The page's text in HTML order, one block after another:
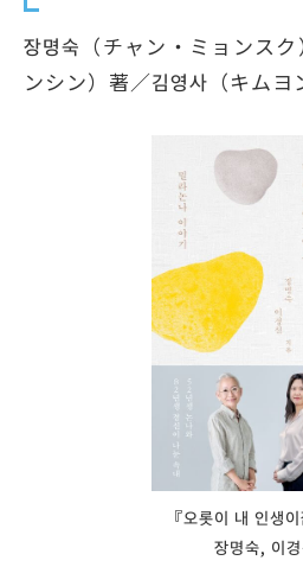
장명숙（チャン・ミョンス
ンシン）著／김영사（キム
『오롯이 내 인생이
장명숙, 이